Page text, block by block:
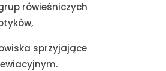
rówieśniczych
sprzyjające